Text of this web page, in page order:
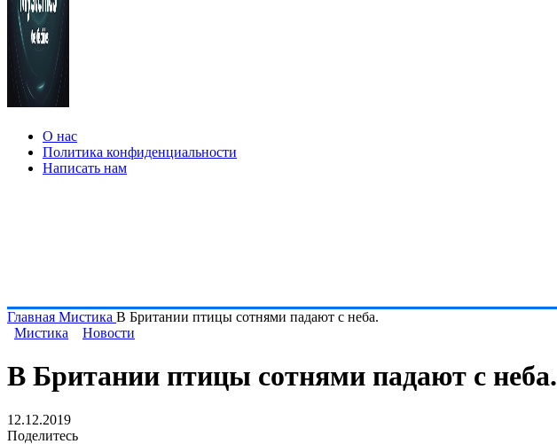
О нас
Политика конфиденциальности
Написать нам
Главная Мистика В Британии птицы сотнями падают с неба.
Мистика
Новости
В Британии птицы сотнями падают с неба.
12.12.2019
Поделитесь